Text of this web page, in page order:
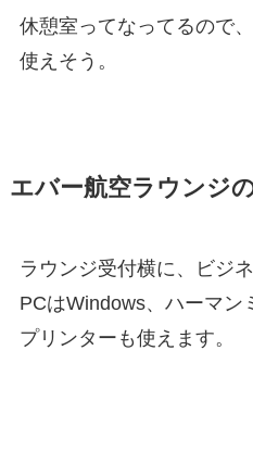
休憩室ってなってるので
使えそう。
エバー航空ラウンジ
ラウンジ受付横に、ビジ
PCはWindows、ハーマン
プリンターも使えます。